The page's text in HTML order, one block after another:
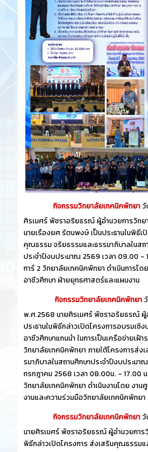
กิจกรรมวิทยาลัยเทคนิคพัทยาวั
ศิรเมศร์ พัชราอริยธรณ์ ผู้อำนวยการวิทย
นายเรืองยศ รัตนพงษ์ เป็นประธานในพิธีเ
คุณธรรม จริยธรรมและธรรมาภิบาลในสถ
ประจำปีงบประมาณ 2569 เวลา 09.00
การ์ 2 วิทยาลัยเทคนิคพัทยา ดำเนินการโด
อาชีวศึกษา ฝ่ายยุทธศาสตร์และแผนงาน
กิจกรรมวิทยาลัยเทคนิคพัทยา
พ.ศ.2568 นายศิรเมศร์ พัชราอริยธรณ์ ผู้
ประธานในพิธีกล่าวเปิดโครงการอบรมเ
อาชีวศึกษาแกนนำ ในการเป็นเครือข่ายเฝ้
วิทยาลัยเทคนิคพัทยา ภายใต้โครงการส่
รมาภิบาลในสถานศึกษาประจำปีงบประมา
กรกฎาคม 2568 เวลา 08.00น. - 17.00
วิทยาลัยเทคนิคพัทยา ดำเนินงานโดย งา
งานและความร่วมมือวิทยาลัยเทคนิคพัทยา
กิจกรรมวิทยาลัยเทคนิคพัทยาวั
นายศิรเมศร์ พัชราอริยธรณ์ ผู้อำนวยการ
พิธีกล่าวเปิดโครงการ ส่งเสริมคุณธรรมแ